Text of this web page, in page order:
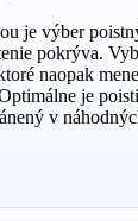
je výber
pokrýva.
naopak
je
v